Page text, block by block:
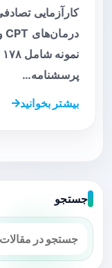
پرسشنامه…
بیشتر بخوانید
جستجو